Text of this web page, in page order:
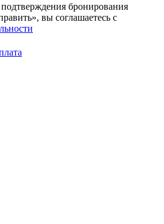
бронирования
вы соглашаетесь с